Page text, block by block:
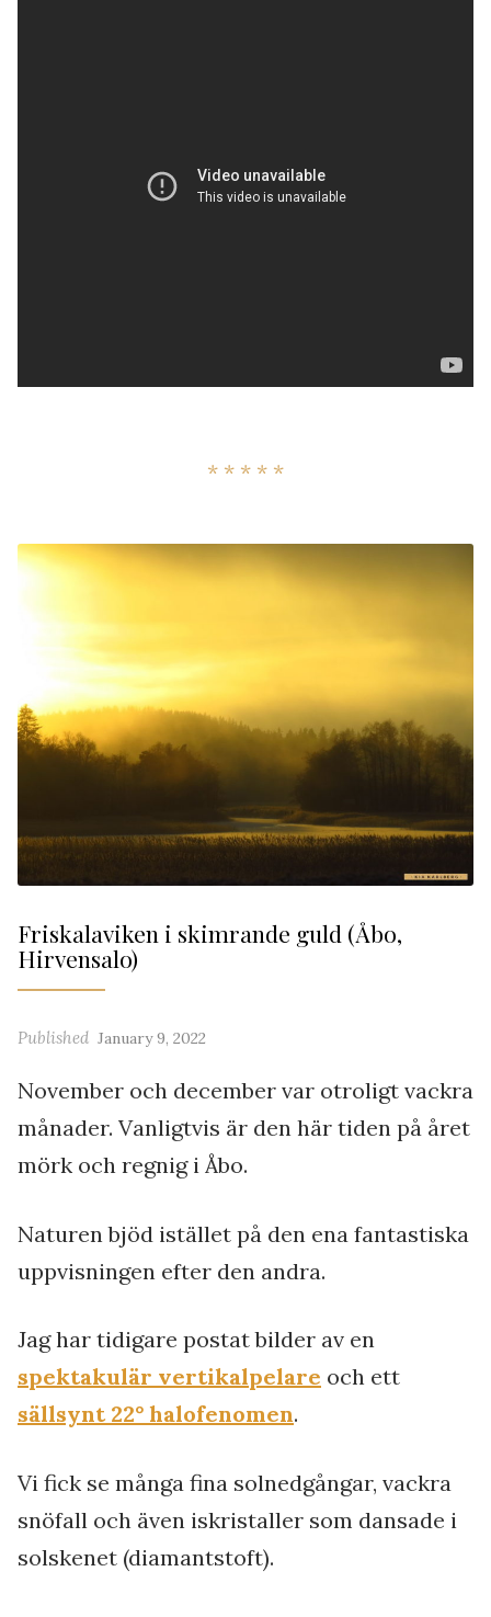
* * * * *
Friskalaviken i skimrande guld (Åbo,
Hirvensalo)
Published January 9, 2022
November och december var otroligt vackra
månader. Vanligtvis är den här tiden på året
mörk och regnig i Åbo.
Naturen bjöd istället på den ena fantastiska
uppvisningen efter den andra.
Jag har tidigare postat bilder av en
spektakulär vertikalpelare och ett
sällsynt 22° halofenomen.
Vi fick se många fina solnedgångar, vackra
snöfall och även iskristaller som dansade i
solskenet (diamantstoft).